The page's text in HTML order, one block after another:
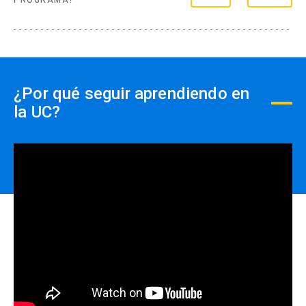
¿Por qué seguir aprendiendo en
la UC?